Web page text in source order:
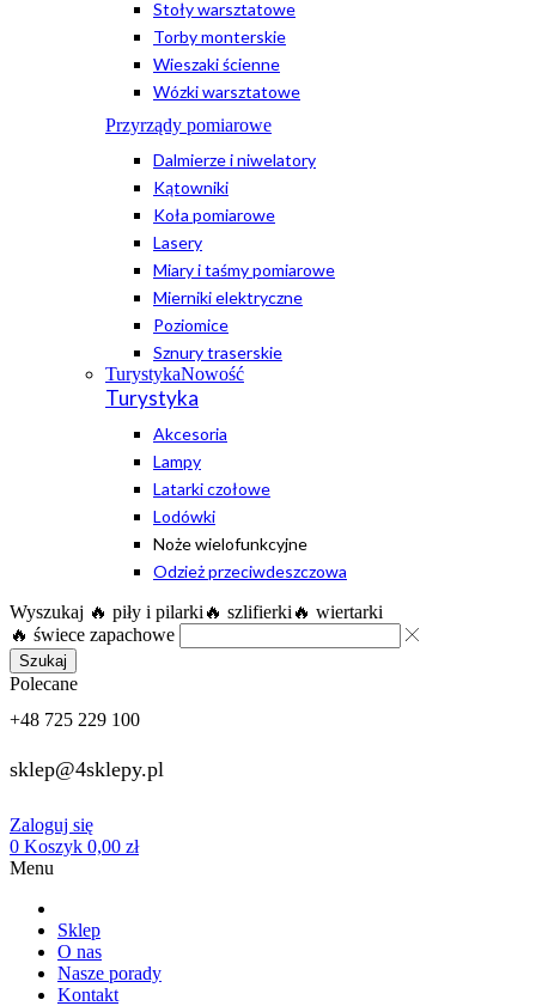
Stoły warsztatowe
Torby monterskie
Wieszaki ścienne
Wózki warsztatowe
Przyrządy pomiarowe
Dalmierze i niwelatory
Kątowniki
Koła pomiarowe
Lasery
Miary i taśmy pomiarowe
Mierniki elektryczne
Poziomice
Sznury traserskie
TurystykaNowość
Turystyka
Akcesoria
Lampy
Latarki czołowe
Lodówki
Noże wielofunkcyjne
Odzież przeciwdeszczowa
Wyszukaj 🔥 piły i pilarki 🔥 szlifierki 🔥 wiertarki
🔥 świece zapachowe
Szukaj
Polecane
+48 725 229 100
sklep@4sklepy.pl
Zaloguj się
0 Koszyk 0,00 zł
Menu
Sklep
O nas
Nasze porady
Kontakt